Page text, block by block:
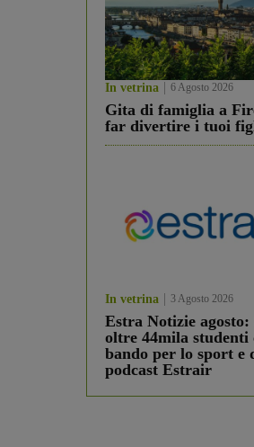
In vetrina 6 Agosto 2026
Gita di famiglia a
far divertire i tuoi
In vetrina 3 Agosto 2026
Estra Notizie
oltre 44mila
bando per lo sport e
podcast Estrair